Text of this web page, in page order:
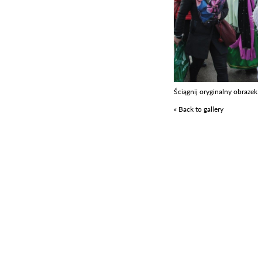
Ściągnij oryginalny obrazek
« Back to gallery